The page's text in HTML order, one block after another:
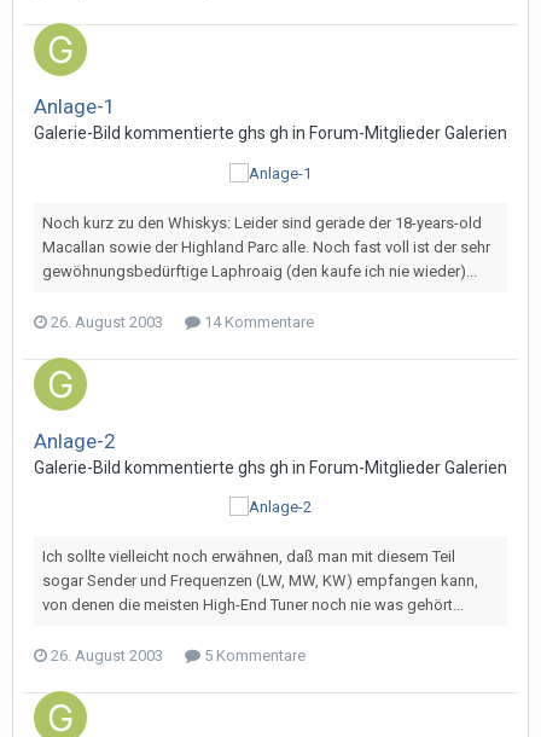
Anlage-1
Galerie-Bild kommentierte ghs gh in Forum-Mitglieder Galerien
Noch kurz zu den Whiskys: Leider sind gerade der 18-years-old
Macallan sowie der Highland Parc alle. Noch fast voll ist der sehr
gewöhnungsbedürftige Laphroaig (den kaufe ich nie wieder)...
26. August 2003 14 Kommentare
Anlage-2
Galerie-Bild kommentierte ghs gh in Forum-Mitglieder Galerien
Ich sollte vielleicht noch erwähnen, daß man mit diesem Teil
sogar Sender und Frequenzen (LW, MW, KW) empfangen kann,
von denen die meisten High-End Tuner noch nie was gehört...
26. August 2003 5 Kommentare